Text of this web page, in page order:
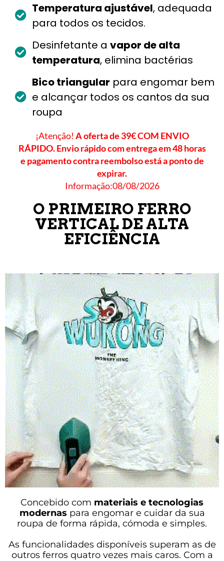
Temperatura ajustável, adequada
para todos os tecidos.
Desinfetante a vapor de alta
temperatura, elimina bactérias
Bico triangular para engomar bem
e alcançar todos os cantos da sua
roupa
¡Atenção! A oferta de 39€ COM ENVIO
RÁPIDO. Envio rápido com entrega em 48 horas
e pagamento contra reembolso está a ponto de
expirar.
Informação:08/08/2026
O PRIMEIRO FERRO
VERTICAL DE ALTA
EFICIÊNCIA
Concebido com materiais e tecnologias
modernas para engomar e cuidar da sua
roupa de forma rápida, cómoda e simples.
As funcionalidades disponíveis superam as de
outros ferros quatro vezes mais caros. Com a